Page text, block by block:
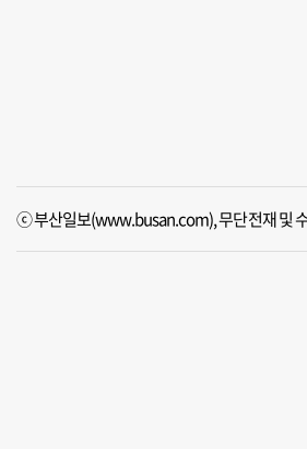
ⓒ 부산일보(www.busan.com), 무단전재 및